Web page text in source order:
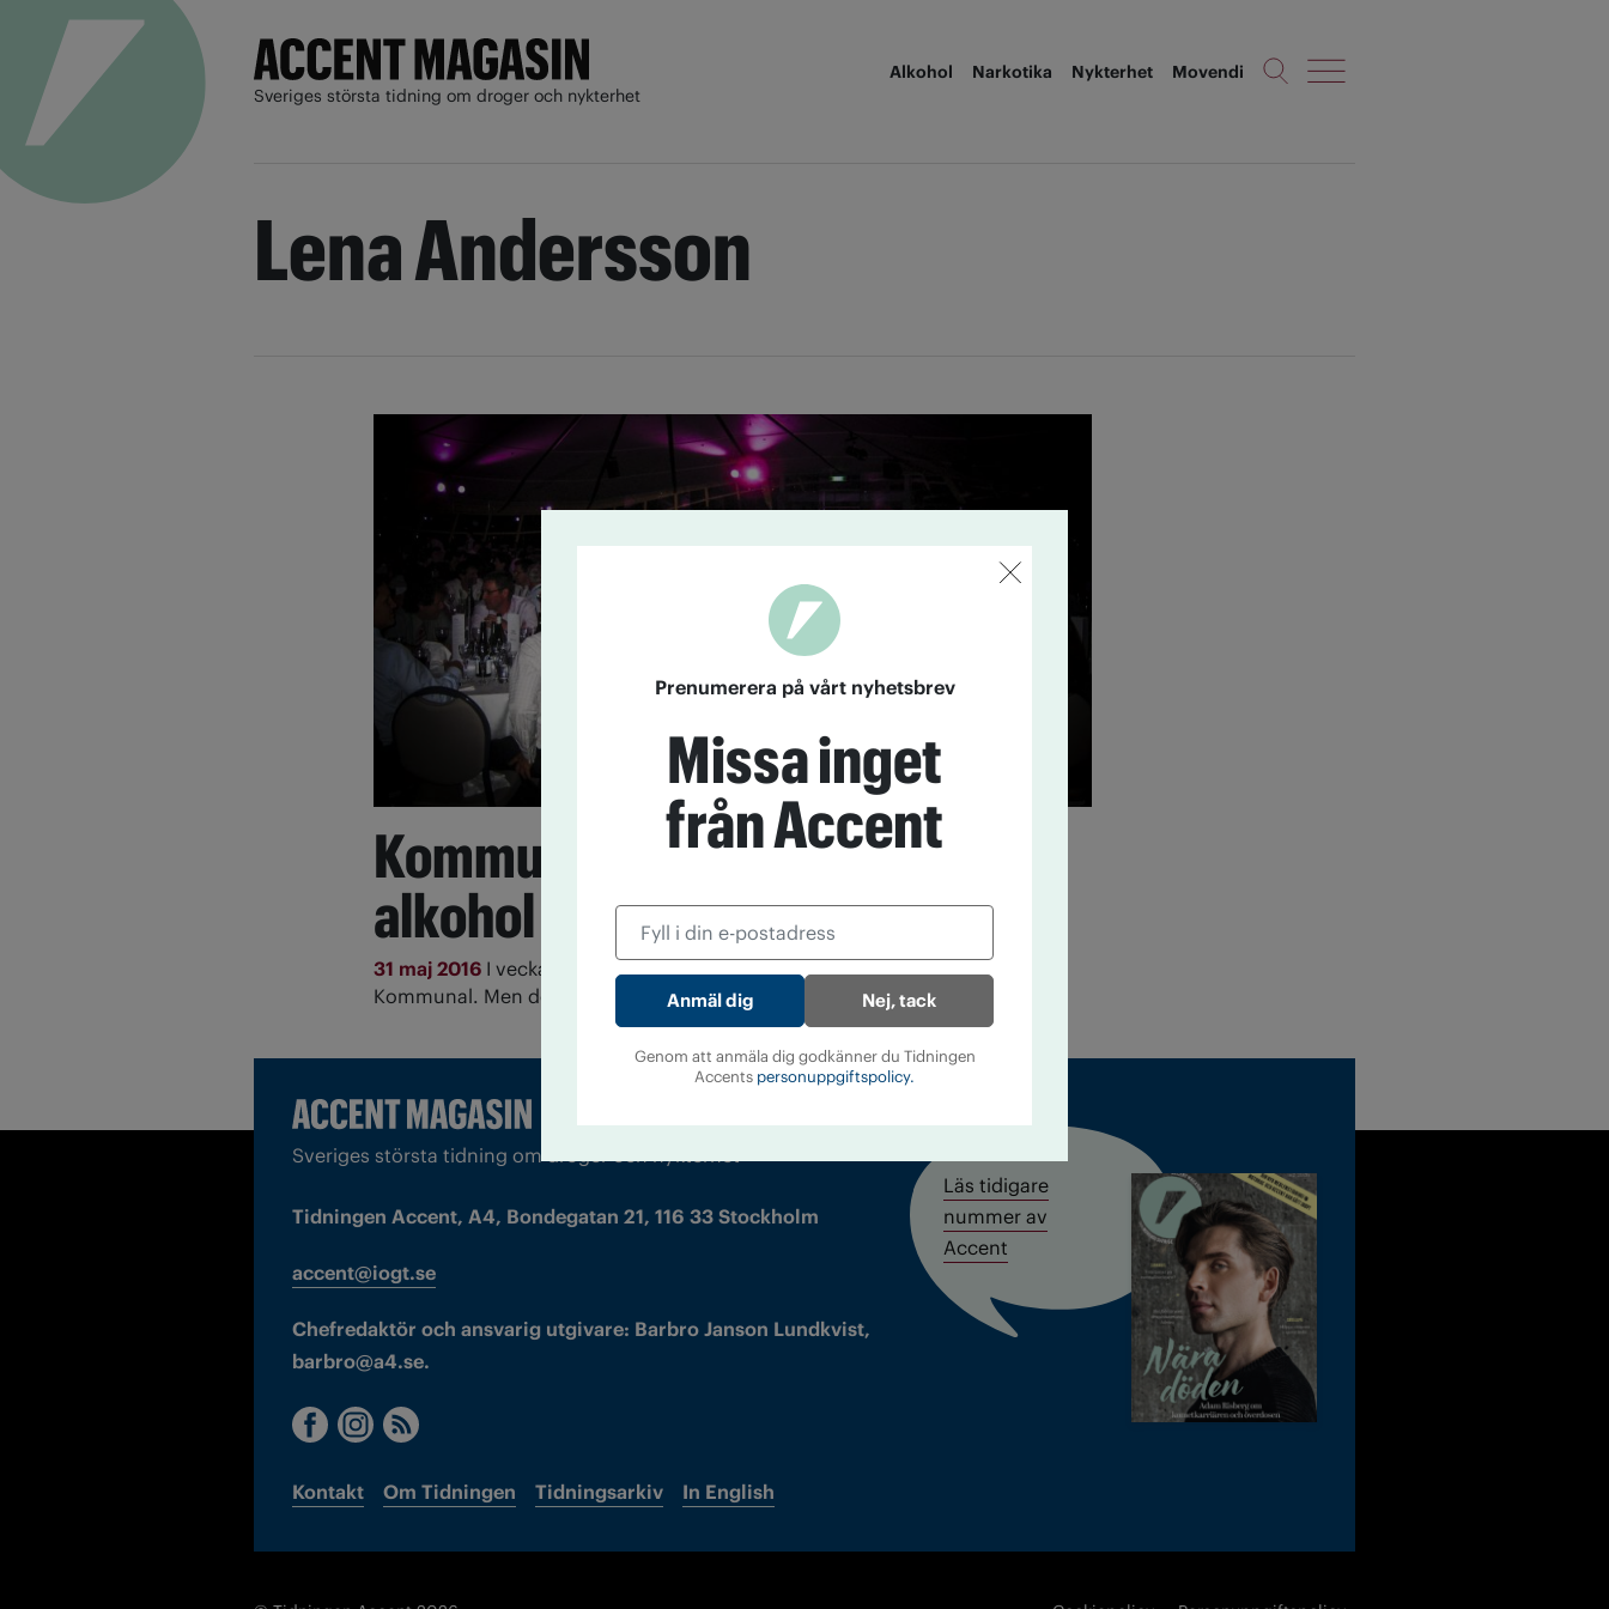
Sveriges största tidning om droger och nykterhet
Alkohol Narkotika Nykterhet Movendi
Lena Andersson
Kommunal säger nej till
alkohol på kongressfest
31 maj 2016 I veckan är det dags för traditionsenlig kongressmiddag i
Kommunal. Men den här gången bjuds det inte på alkohol.
Sveriges största tidning om droger och nykterhet
Tidningen Accent, A4, Bondegatan 21, 116 33 Stockholm
accent@iogt.se
Chefredaktör och ansvarig utgivare: Barbro Janson Lundkvist,
barbro@a4.se.
Kontakt Om Tidningen Tidningsarkiv In English
Läs tidigare
nummer av
Accent
Prenumerera på vårt nyhetsbrev
Missa inget
från Accent
Nej, tack
Genom att anmäla dig godkänner du Tidningen
Accents personuppgiftspolicy.